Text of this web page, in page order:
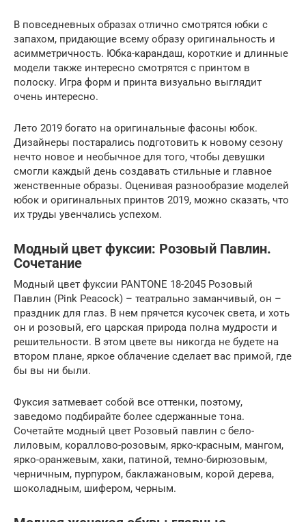
В повседневных образах отлично смотрятся юбки с
запахом, придающие всему образу оригинальность и
асимметричность. Юбка-карандаш, короткие и длинные
модели также интересно смотрятся с принтом в
полоску. Игра форм и принта визуально выглядит
очень интересно.
Лето 2019 богато на оригинальные фасоны юбок.
Дизайнеры постарались подготовить к новому сезону
нечто новое и необычное для того, чтобы девушки
смогли каждый день создавать стильные и главное
женственные образы. Оценивая разнообразие моделей
юбок и оригинальных принтов 2019, можно сказать, что
их труды увенчались успехом.
Модный цвет фуксии: Розовый Павлин.
Сочетание
Модный цвет фуксии PANTONE 18-2045 Розовый
Павлин (Pink Peacock) – театрально заманчивый, он –
праздник для глаз. В нем прячется кусочек света, и хоть
он и розовый, его царская природа полна мудрости и
решительности. В этом цвете вы никогда не будете на
втором плане, яркое облачение сделает вас примой, где
бы вы ни были.
Фуксия затмевает собой все оттенки, поэтому,
заведомо подбирайте более сдержанные тона.
Сочетайте модный цвет Розовый павлин с бело-
лиловым, кораллово-розовым, ярко-красным, мангом,
ярко-оранжевым, хаки, патиной, темно-бирюзовым,
черничным, пурпуром, баклажановым, корой дерева,
шоколадным, шифером, черным.